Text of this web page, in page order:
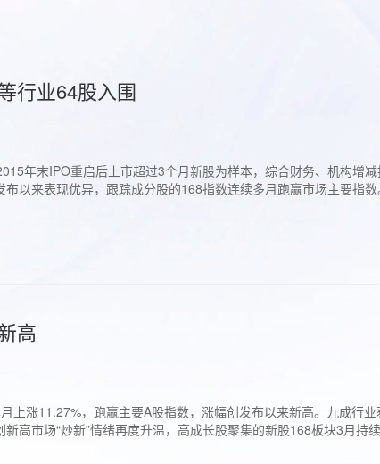
行业64股入围
年末IPO重启后上市超过3个月新股为样本，综合财务、机构增
以来表现优异，跟踪成分股的168指数连续多月跑赢市场主要指
高
上涨11.27%，跑赢主要A股指数，涨幅创发布以来新高。九成行
高市场“炒新”情绪再度升温，高成长股聚集的新股168板块3月持